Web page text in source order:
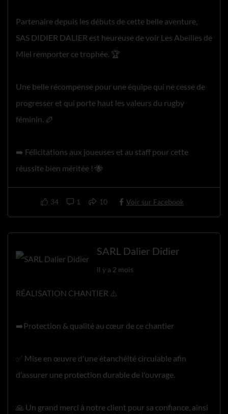
Partenaire depuis les débuts de cette belle aventure,
SAS DIDIER DALIER est heureuse de voir Les Abeilles de
Miel remporter ce trophée. 🏆
Une belle récompense pour une équipe qui ne cesse de
progresser et qui porte haut les valeurs du rugby
féminin. 🏉
➡️ Félicitations aux joueuses et au staff pour cette
réussite bien méritée ! 🐝
34 1 10 Voir sur Facebook
SARL Dalier Didier
il y a 2 mois
RÉALISATION CHANTIER ⚠️
➡️Protection & qualité au cœur de ce chantier
✅ Mise en œuvre d'une étanchéité circulable afin
d'assurer une protection durable de l'ouvrage.
🙏 Un grand merci à notre client pour sa confiance, ainsi